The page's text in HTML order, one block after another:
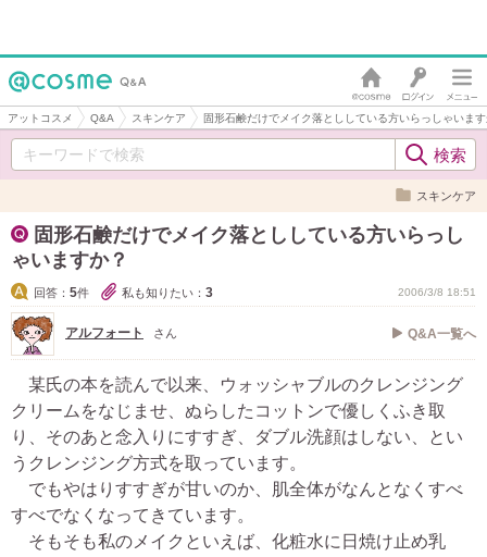
アットコスメ Q&A スキンケア 固形石鹸だけでメイク落とししている方いらっしゃいま
スキンケア
固形石鹸だけでメイク落とししている方いらっし
ゃいますか？
回答： 5件 私も知りたい： 3 2006/3/8 18:51
アルフォート さん Q&A一覧へ
某氏の本を読んで以来、ウォッシャブルのクレンジング
クリームをなじませ、ぬらしたコットンで優しくふき取
り、そのあと念入りにすすぎ、ダブル洗顔はしない、とい
うクレンジング方式を取っています。
でもやはりすすぎが甘いのか、肌全体がなんとなくすべ
すべでなくなってきています。
そもそも私のメイクといえば、化粧水に日焼け止め乳